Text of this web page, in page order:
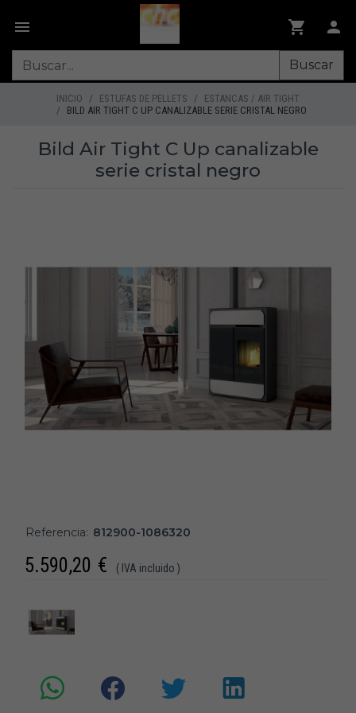
Buscar
INICIO ESTUFAS DE PELLETS
ESTANCAS / AIR TIGHT
BILD AIR TIGHT C UP CANALIZABLE SERIE CRISTAL NEGRO
Bild Air Tight C Up canalizable
serie cristal negro
Referencia: 812900-1086320
5.590,20 € ( IVA incluido )